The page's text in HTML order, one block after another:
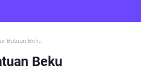
Batuan Beku
Beku